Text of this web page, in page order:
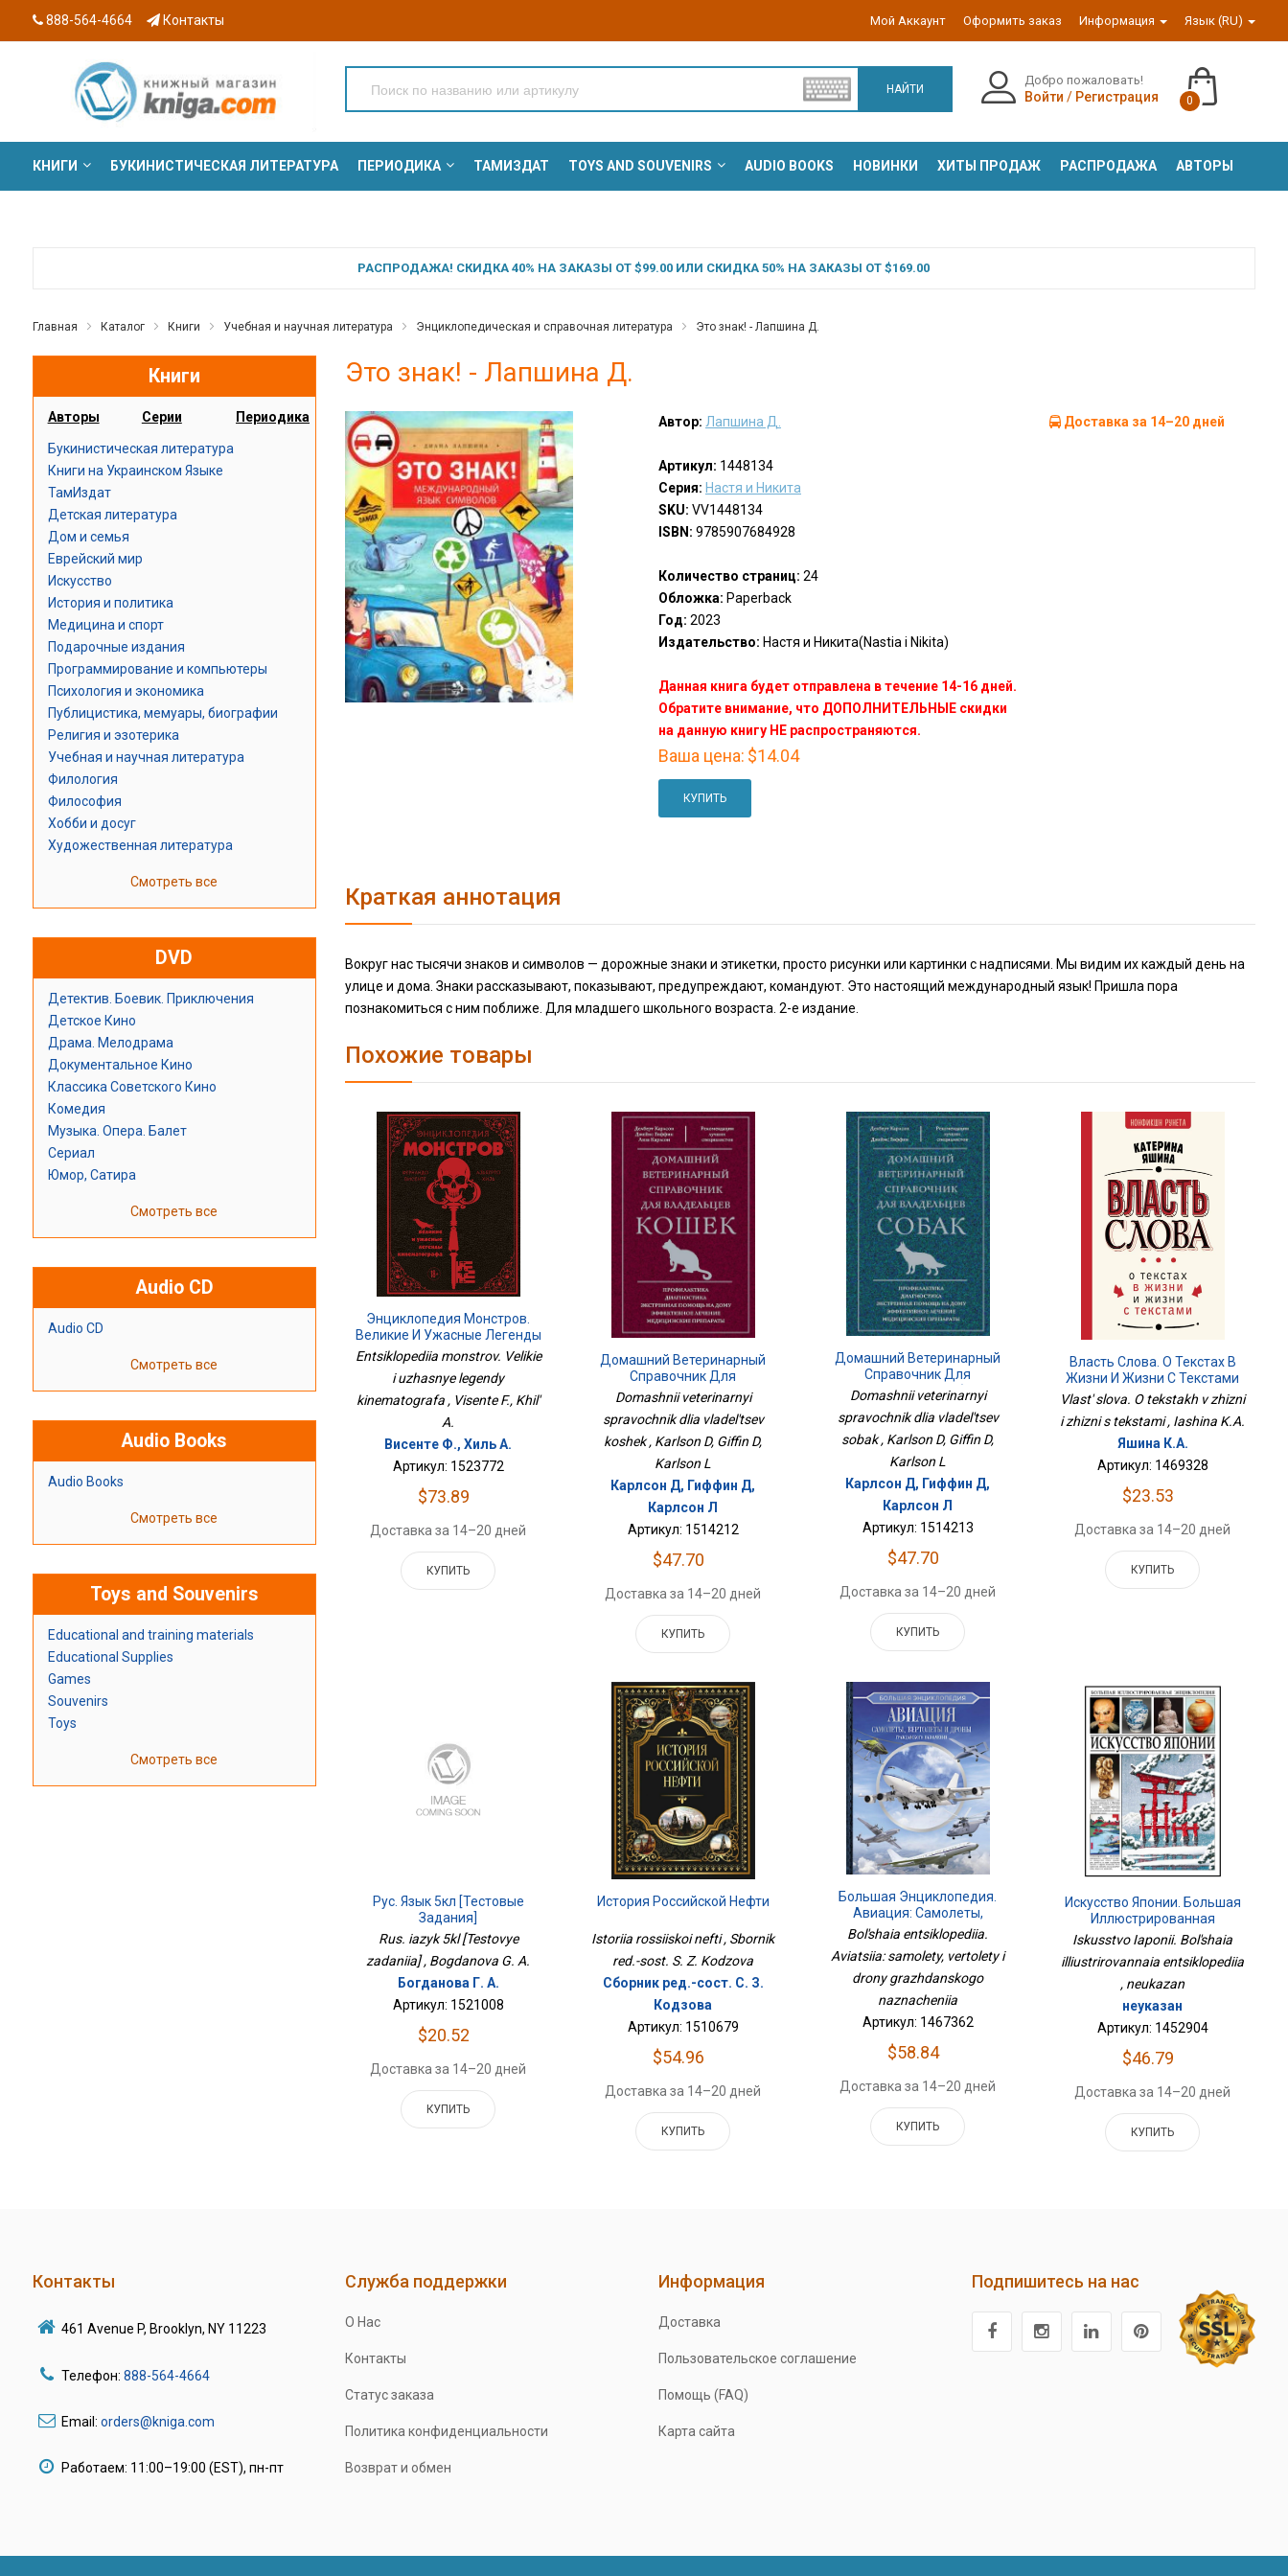
888-564-4664 Контакты Мой Аккаунт Оформить заказ Информация Язык (RU)
НАЙТИ
Добро пожаловать!
Войти / Регистрация 0
КНИГИ БУКИНИСТИЧЕСКАЯ ЛИТЕРАТУРА ПЕРИОДИКА ТАМИЗДАТ TOYS AND SOUVENIRS AUDIO BOOKS НОВИНКИ ХИТЫ ПРОДАЖ РАСПРОДАЖА АВТОРЫ
РАСПРОДАЖА! СКИДКА 40% НА ЗАКАЗЫ ОТ $99.00 ИЛИ СКИДКА 50% НА ЗАКАЗЫ ОТ $169.00
Главная Каталог Книги Учебная и научная литература Энциклопедическая и справочная литература Это знак! - Лапшина Д.
Книги
Авторы Серии Периодика
Букинистическая литература
Книги на Украинском Языке
ТамИздат
Детская литература
Дом и семья
Еврейский мир
Искусство
История и политика
Медицина и спорт
Подарочные издания
Программирование и компьютеры
Психология и экономика
Публицистика, мемуары, биографии
Религия и эзотерика
Учебная и научная литература
Филология
Философия
Хобби и досуг
Художественная литература
Смотреть все
DVD
Детектив. Боевик. Приключения
Детское Кино
Драма. Мелодрама
Документальное Кино
Классика Советского Кино
Комедия
Музыка. Опера. Балет
Сериал
Юмор, Сатира
Смотреть все
Audio CD
Audio CD
Смотреть все
Audio Books
Audio Books
Смотреть все
Toys and Souvenirs
Educational and training materials
Educational Supplies
Games
Souvenirs
Toys
Смотреть все
Это знак! - Лапшина Д.
Автор: Лапшина Д.
Артикул: 1448134
Серия: Настя и Никита
SKU: VV1448134
ISBN: 9785907684928
Количество страниц: 24
Обложка: Paperback
Год: 2023
Издательство: Настя и Никита(Nastia i Nikita)
Данная книга будет отправлена в течение 14-16 дней.
Обратите внимание, что ДОПОЛНИТЕЛЬНЫЕ скидки
на данную книгу НЕ распространяются.
Ваша цена: $14.04
КУПИТЬ
Доставка за 14–20 дней
Краткая аннотация
Вокруг нас тысячи знаков и символов — дорожные знаки и этикетки, просто рисунки или картинки с надписями. Мы видим их каждый день на
улице и дома. Знаки рассказывают, показывают, предупреждают, командуют. Это настоящий международный язык! Пришла пора
познакомиться с ним поближе. Для младшего школьного возраста. 2-е издание.
Похожие товары
Энциклопедия Монстров.
Великие И Ужасные Легенды
Кинематографа
Entsiklopediia monstrov. Velikie
i uzhasnye legendy
kinematografa , Visente F., Khil'
A.
Висенте Ф., Хиль А.
Артикул: 1523772
$73.89
Доставка за 14–20 дней
КУПИТЬ
Домашний Ветеринарный
Справочник Для
Владельцев Кошек
Domashnii veterinarnyi
spravochnik dlia vladel'tsev
koshek , Karlson D, Giffin D,
Karlson L
Карлсон Д, Гиффин Д,
Карлсон Л
Артикул: 1514212
$47.70
Доставка за 14–20 дней
КУПИТЬ
Домашний Ветеринарный
Справочник Для
Владельцев Собак
Domashnii veterinarnyi
spravochnik dlia vladel'tsev
sobak , Karlson D, Giffin D,
Karlson L
Карлсон Д, Гиффин Д,
Карлсон Л
Артикул: 1514213
$47.70
Доставка за 14–20 дней
КУПИТЬ
Власть Слова. О Текстах В
Жизни И Жизни С Текстами
Vlast' slova. O tekstakh v zhizni
i zhizni s tekstami , Iashina K.A.
Яшина К.А.
Артикул: 1469328
$23.53
Доставка за 14–20 дней
КУПИТЬ
Рус. Язык 5кл [Тестовые
Задания]
Rus. iazyk 5kl [Testovye
zadaniia] , Bogdanova G. A.
Богданова Г. А.
Артикул: 1521008
$20.52
Доставка за 14–20 дней
КУПИТЬ
История Российской Нефти
Istoriia rossiiskoi nefti , Sbornik
red.-sost. S. Z. Kodzova
Сборник ред.-сост. С. З.
Кодзова
Артикул: 1510679
$54.96
Доставка за 14–20 дней
КУПИТЬ
Большая Энциклопедия.
Авиация: Самолеты,
Вертолеты И Дроны
Гражданского Назначения
Bol'shaia entsiklopediia.
Aviatsiia: samolety, vertolety i
drony grazhdanskogo
naznacheniia
Артикул: 1467362
$58.84
Доставка за 14–20 дней
КУПИТЬ
Искусство Японии. Большая
Иллюстрированная
Энциклопедия
Iskusstvo Iaponii. Bol'shaia
illiustrirovannaia entsiklopediia
, neukazan
неуказан
Артикул: 1452904
$46.79
Доставка за 14–20 дней
КУПИТЬ
Контакты
461 Avenue P, Brooklyn, NY 11223
Телефон: 888-564-4664
Email: orders@kniga.com
Работаем: 11:00–19:00 (EST), пн-пт
Служба поддержки
О Нас
Контакты
Статус заказа
Политика конфиденциальности
Возврат и обмен
Информация
Доставка
Пользовательское соглашение
Помощь (FAQ)
Карта сайта
Подпишитесь на нас